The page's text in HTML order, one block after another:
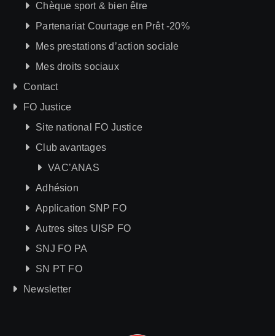
Chèque sport & bien être
Partenariat Courtage en Prêt -20%
Mes prestations d’action sociale
Mes droits sociaux
Contact
FO Justice
Site national FO Justice
Club avantages
VAC’ANAS
Adhésion
Application SNP FO
Autres sites UISP FO
SNJ FO PA
SN PT FO
Newsletter